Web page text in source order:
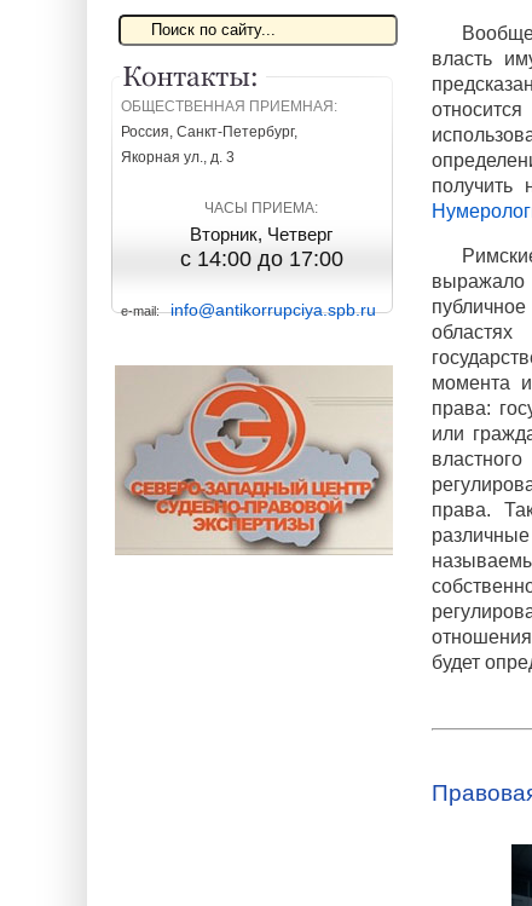
ОБЩЕСТВЕННАЯ ПРИЕМНАЯ:
Россия, Санкт-Петербург,
Якорная ул., д. 3
ЧАСЫ ПРИЕМА:
Вторник, Четверг
с 14:00 до 17:00
e-mail: info@antikorrupciya.spb.ru
власть
получить
выражало
момента
права:
или
права.
будет